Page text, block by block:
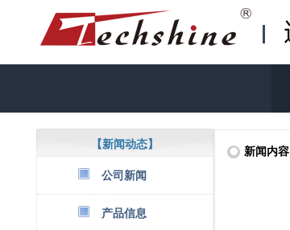
【新闻动态】
公司新闻
产品信息
新闻内容